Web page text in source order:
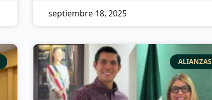
septiembre 18, 2025
ALIANZAS